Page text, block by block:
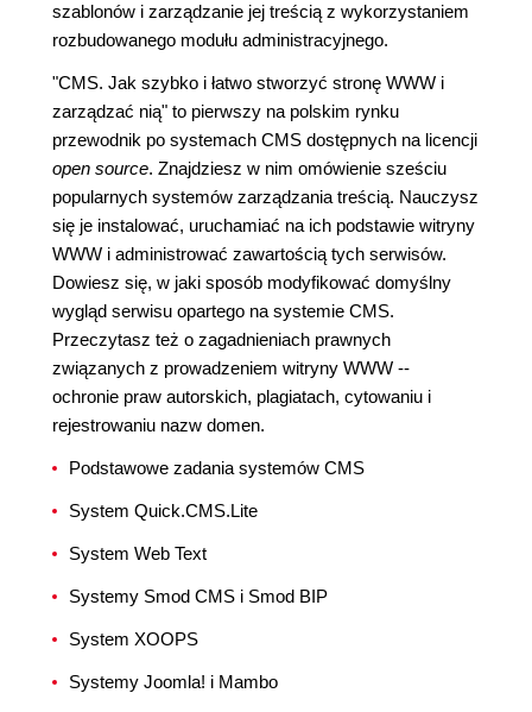
szablonów i zarządzanie jej treścią z wykorzystaniem
rozbudowanego modułu administracyjnego.
"CMS. Jak szybko i łatwo stworzyć stronę WWW i
zarządzać nią" to pierwszy na polskim rynku
przewodnik po systemach CMS dostępnych na licencji
open source. Znajdziesz w nim omówienie sześciu
popularnych systemów zarządzania treścią. Nauczysz
się je instalować, uruchamiać na ich podstawie witryny
WWW i administrować zawartością tych serwisów.
Dowiesz się, w jaki sposób modyfikować domyślny
wygląd serwisu opartego na systemie CMS.
Przeczytasz też o zagadnieniach prawnych
związanych z prowadzeniem witryny WWW --
ochronie praw autorskich, plagiatach, cytowaniu i
rejestrowaniu nazw domen.
Podstawowe zadania systemów CMS
System Quick.CMS.Lite
System Web Text
Systemy Smod CMS i Smod BIP
System XOOPS
Systemy Joomla! i Mambo